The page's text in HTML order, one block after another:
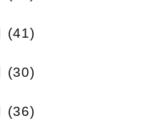
(41)
(30)
(36)